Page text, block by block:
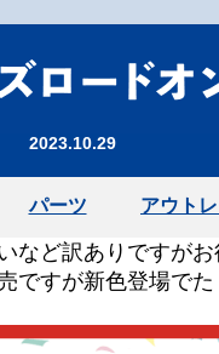
2023.10.29
パーツ アウト
など訳ありですが
ですが新色登場で